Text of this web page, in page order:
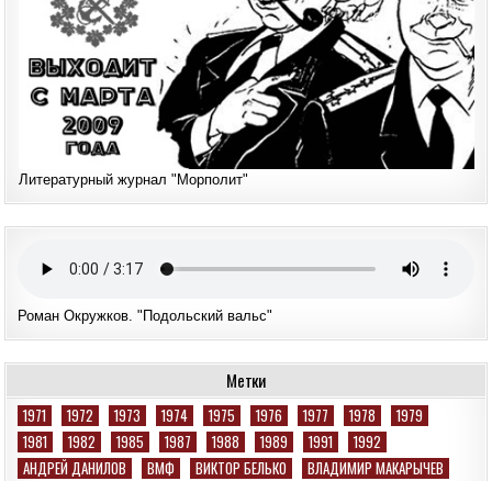
Литературный журнал "Морполит"
Роман Окружков. "Подольский вальс"
Метки
1971 1972 1973 1974 1975 1976 1977 1978
1979
1981
1982 1985 1987 1988 1989 1991
1992
АНДРЕЙ ДАНИЛОВ
ВМФ ВИКТОР БЕЛЬКО ВЛАДИМИР МАКАРЫЧЕВ